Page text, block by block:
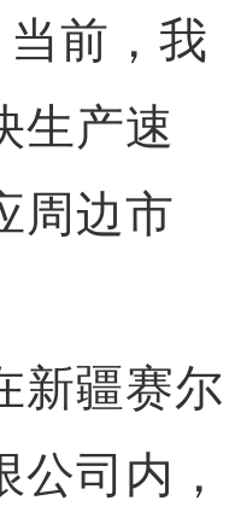
前，我
生产速
周边市
疆赛尔
司内，